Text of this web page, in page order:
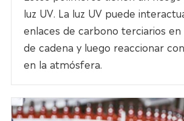
luz UV. La luz UV puede
enlaces de carbono terciarios
de cadena y luego reaccionar
en la atmósfera.